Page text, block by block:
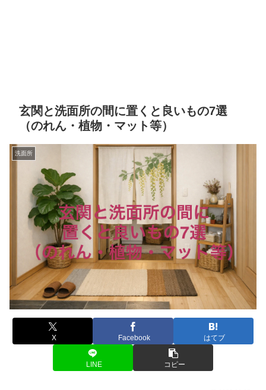
玄関と洗面所の間に置くと良いもの7選
（のれん・植物・マット等）
洗面所
X Facebook はてブ
LINE コピー